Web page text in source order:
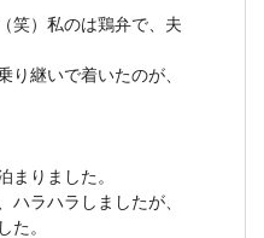
笑）私のは鶏弁で、夫
継いで着いたのが、
まりました。
ラハラしましたが、
。